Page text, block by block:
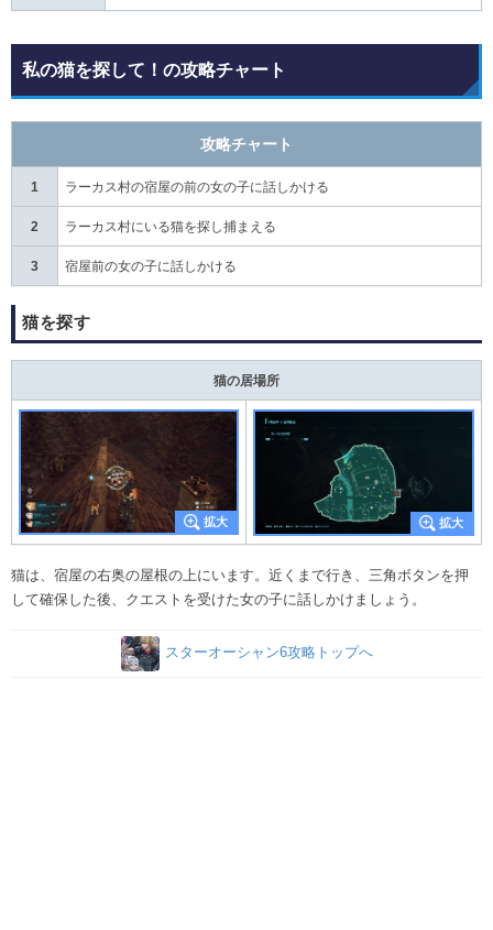
私の猫を探して！の攻略チャート
攻略チャート
1 ラーカス村の宿屋の前の女の子に話しかける
2 ラーカス村にいる猫を探し捕まえる
3 宿屋前の女の子に話しかける
猫を探す
猫の居場所
猫は、宿屋の右奥の屋根の上にいます。近くまで行き、三角ボタンを押
して確保した後、クエストを受けた女の子に話しかけましょう。
スターオーシャン6攻略トップへ